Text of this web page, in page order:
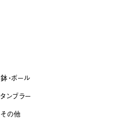
鉢・ボール
タンブラー
その他